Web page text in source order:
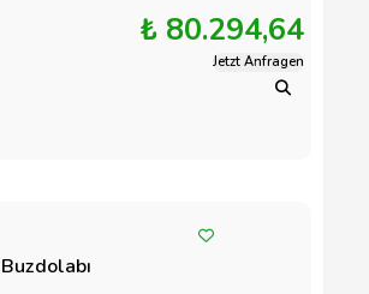
₺ 80.294,64
Jetzt Anfragen